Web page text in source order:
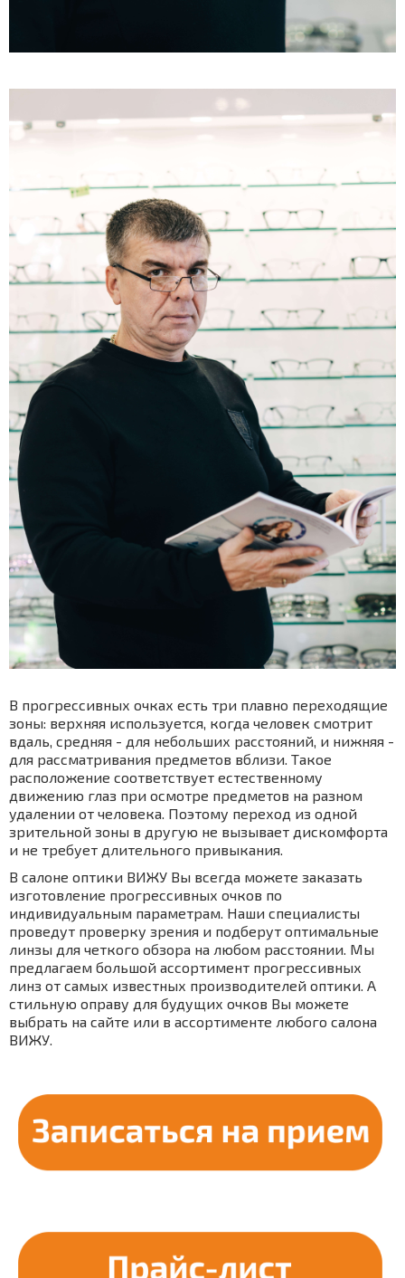
В прогрессивных очках есть три плавно переходящие
зоны: верхняя используется, когда человек смотрит
вдаль, средняя - для небольших расстояний, и нижняя -
для рассматривания предметов вблизи. Такое
расположение соответствует естественному
движению глаз при осмотре предметов на разном
удалении от человека. Поэтому переход из одной
зрительной зоны в другую не вызывает дискомфорта
и не требует длительного привыкания.
В салоне оптики ВИЖУ Вы всегда можете заказать
изготовление прогрессивных очков по
индивидуальным параметрам. Наши специалисты
проведут проверку зрения и подберут оптимальные
линзы для четкого обзора на любом расстоянии. Мы
предлагаем большой ассортимент прогрессивных
линз от самых известных производителей оптики. А
стильную оправу для будущих очков Вы можете
выбрать на сайте или в ассортименте любого салона
ВИЖУ.